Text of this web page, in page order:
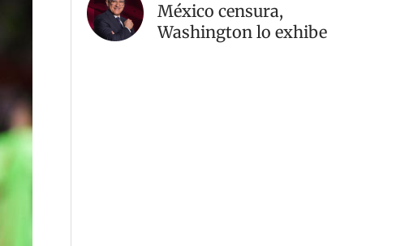
México censura,
Washington lo exhibe